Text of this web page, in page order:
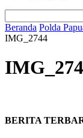
Beranda Polda
IMG_2744
BERITA